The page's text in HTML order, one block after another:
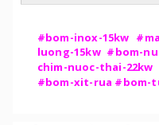
#bom-inox-15kw
luong-15kw #bom-
chim-nuoc-thai-
#bom-xit-rua #bom-